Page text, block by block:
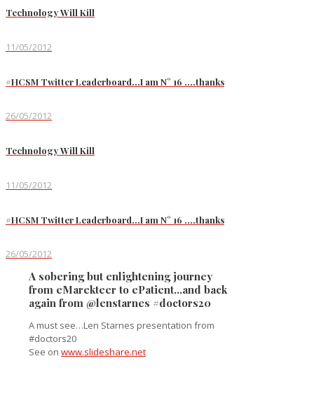
Technology Will Kill
11/05/2012
#HCSM Twitter Leaderboard…I am N° 16 ….thanks
26/05/2012
Technology Will Kill
11/05/2012
#HCSM Twitter Leaderboard…I am N° 16 ….thanks
26/05/2012
A sobering but enlightening journey
from eMarekteer to ePatient…and back
again from @lenstarnes #doctors20
A must see…Len Starnes presentation from
#doctors20
See on www.slideshare.net